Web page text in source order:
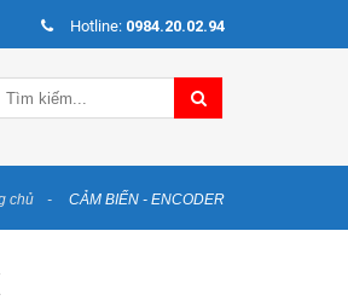
Hotline: 0984.20.02.94
chủ CẢM BIẾN - ENCODER